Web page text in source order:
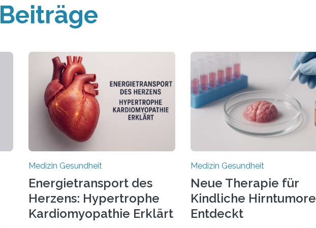
Beiträge
Medizin Gesundheit
Energietransport des
Herzens: Hypertrophe
Kardiomyopathie Erklärt
Medizin Gesundheit
Neue Therapie für
Kindliche Hirntumore
Entdeckt